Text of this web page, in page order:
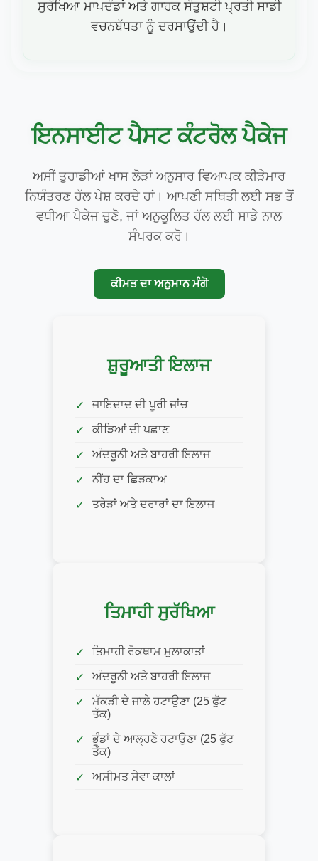
ਸੁਰੱਖਿਆ ਮਾਪਦੰਡਾਂ ਅਤੇ ਗਾਹਕ ਸੰਤੁਸ਼ਟੀ ਪ੍ਰਤੀ ਸਾਡੀ
ਵਚਨਬੱਧਤਾ ਨੂੰ ਦਰਸਾਉਂਦੀ ਹੈ।
ਇਨਸਾਈਟ ਪੈਸਟ ਕੰਟਰੋਲ ਪੈਕੇਜ
ਅਸੀਂ ਤੁਹਾਡੀਆਂ ਖਾਸ ਲੋੜਾਂ ਅਨੁਸਾਰ ਵਿਆਪਕ ਕੀੜੇਮਾਰ
ਨਿਯੰਤਰਣ ਹੱਲ ਪੇਸ਼ ਕਰਦੇ ਹਾਂ। ਆਪਣੀ ਸਥਿਤੀ ਲਈ ਸਭ ਤੋਂ
ਵਧੀਆ ਪੈਕੇਜ ਚੁਣੋ, ਜਾਂ ਅਨੁਕੂਲਿਤ ਹੱਲ ਲਈ ਸਾਡੇ ਨਾਲ
ਸੰਪਰਕ ਕਰੋ।
ਕੀਮਤ ਦਾ ਅਨੁਮਾਨ ਮੰਗੋ
ਸ਼ੁਰੂਆਤੀ ਇਲਾਜ
ਜਾਇਦਾਦ ਦੀ ਪੂਰੀ ਜਾਂਚ
ਕੀੜਿਆਂ ਦੀ ਪਛਾਣ
ਅੰਦਰੂਨੀ ਅਤੇ ਬਾਹਰੀ ਇਲਾਜ
ਨੀਂਹ ਦਾ ਛਿੜਕਾਅ
ਤਰੇੜਾਂ ਅਤੇ ਦਰਾਰਾਂ ਦਾ ਇਲਾਜ
ਤਿਮਾਹੀ ਸੁਰੱਖਿਆ
ਤਿਮਾਹੀ ਰੋਕਥਾਮ ਮੁਲਾਕਾਤਾਂ
ਅੰਦਰੂਨੀ ਅਤੇ ਬਾਹਰੀ ਇਲਾਜ
ਮੱਕੜੀ ਦੇ ਜਾਲੇ ਹਟਾਉਣਾ (25 ਫੁੱਟ
ਤੱਕ)
ਭੂੰਡਾਂ ਦੇ ਆਲ੍ਹਣੇ ਹਟਾਉਣਾ (25 ਫੁੱਟ
ਤੱਕ)
ਅਸੀਮਤ ਸੇਵਾ ਕਾਲਾਂ